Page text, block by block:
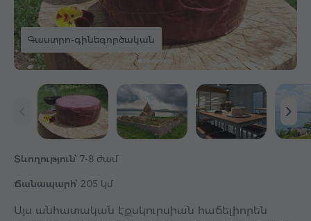
Գաստրո-գինեգործական
Տևողություն՝ 7-8 ժամ
Ճանապարհ՝ 205 կմ
Այս անհատական էքսկուրսիան հաճելիորեն